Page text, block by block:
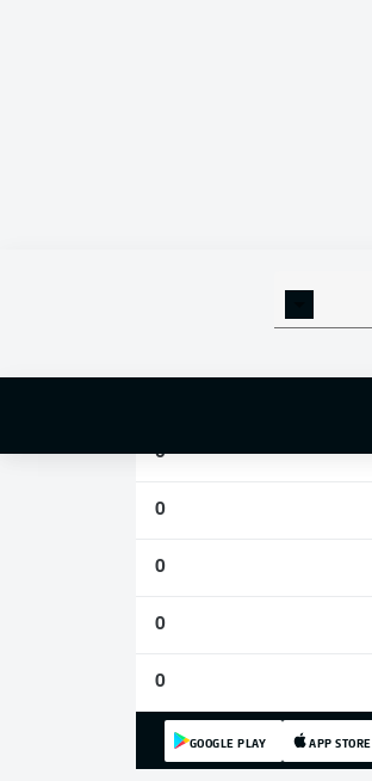
0
0
0
0
0
APP STORE
GOOGLE PLAY